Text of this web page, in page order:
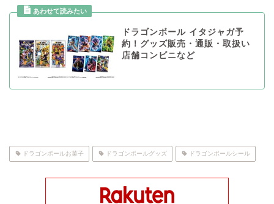
ドラゴンボール イタジャガ予
約！グッズ販売・通販・取扱い
店舗コンビニなど
ドラゴンボールお菓子 ドラゴンボールグッズ ドラゴンボールシール